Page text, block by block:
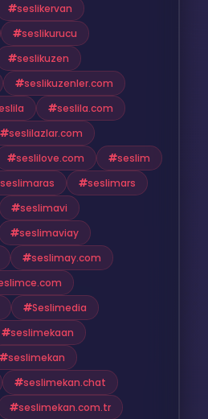
seslikervan
seslikurucu
seslikuzen
seslikuzenler.com
seslila.com
seslilazlar.com
seslilove.com
seslim
seslimaras
seslimars
seslimavi
seslimaviay
seslimay.com
Seslimedia
seslimekaan
seslimekan
seslimekan.chat
seslimekan.com.tr